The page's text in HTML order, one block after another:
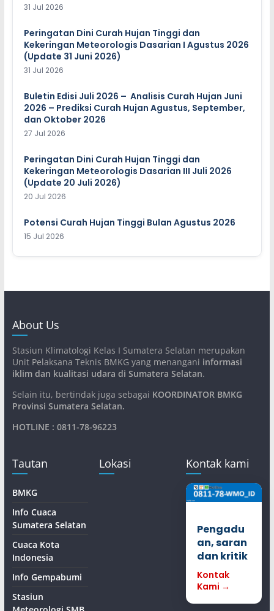
31 Jul 2026
Peringatan Dini Curah Hujan Tinggi dan
Kekeringan Meteorologis Dasarian I Agustus 2026
(Update 31 Juni 2026)
31 Jul 2026
Buletin Edisi Juli 2026 – Analisis Curah Hujan Juni
2026 – Prediksi Curah Hujan Agustus, September,
dan Oktober 2026
27 Jul 2026
Peringatan Dini Curah Hujan Tinggi dan
Kekeringan Meteorologis Dasarian III Juli 2026
(Update 20 Juli 2026)
20 Jul 2026
Potensi Curah Hujan Tinggi Bulan Agustus 2026
15 Jul 2026
About Us
Stasiun Klimatologi Kelas I Sumatera Selatan merupakan
Unit Pelaksana Teknis BMKG yang menangani informasi
iklim dan kualitasi udara di Sumatera Selatan.
Selain itu, bertindak juga sebagai KOORDINATOR BMKG
Provinsi Sumatera Selatan.
HOTLINE : 0811-78-96223
Tautan
BMKG
Info Cuaca
Sumatera Selatan
Cuaca Kota
Indonesia
Info Gempabumi
Stasiun
Lokasi Kontak kami
Pengadu
an, saran
dan kritik
Kontak
Kami →